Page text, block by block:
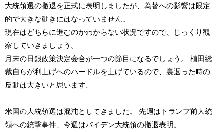
大統領選の撤退を正式に表明しましたが、為替への影響は限定
的で大きな動きにはなっていません。
現在はどちらに進むのかわからない状況ですので、じっくり観
察していきましょう。
月末の日銀政策決定会合が一つの節目になるでしょう。 植田総
裁自らが利上げへのハードルを上げているので、裏返った時の
反動は大きいと思います。
米国の大統領選は混沌としてきました。 先週はトランプ前大統
領への銃撃事件、今週はバイデン大統領の撤退表明。